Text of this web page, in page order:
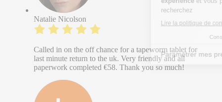
Natalie Nicolson
Called in on the off chance for a tapeworm tablet for
last minute return to the uk. Very friendly and all
paperwork completed €58. Thank you so much!